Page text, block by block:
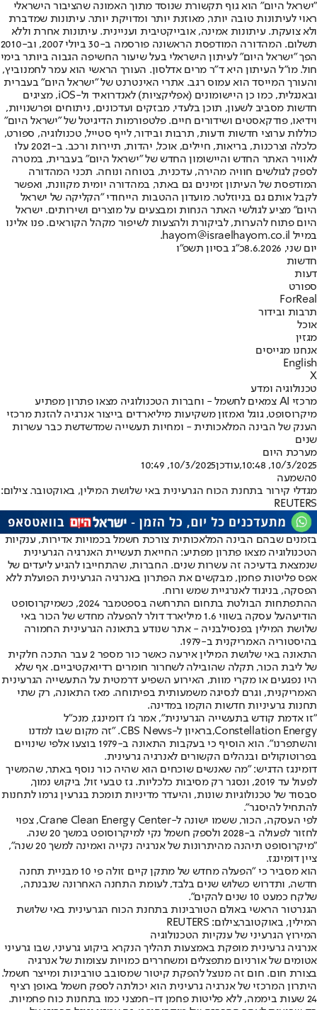
"ישראל היום" הוא גוף תקשורת שנוסד מתוך האמונה שהציבור הישראלי
ראוי לעיתונות טובה יותר, מאוזנת יותר ומדויקת יותר. עיתונות שמדברת
ולא צועקת. עיתונות אמינה, אובייקטיבית ועניינית. עיתונות אחרת וללא
תשלום. המהדורה המודפסת הראשונה פורסמה ב-30 ביולי 2007, וב-2010
הפך "ישראל היום" לעיתון הישראלי בעל שיעור החשיפה הגבוה ביותר בימי
חול. מו"ל העיתון היא ד"ר מרים אדלסון. העורך הראשי הוא עמר לחמנוביץ,
והעורך המייסד הוא עמוס רגב. אתרי האינטרנט של "ישראל היום" בעברית
ובאנגלית, כמו כן היישומונים (אפליקציות) לאנדרואיד ול-iOS, מציגים
חדשות מסביב לשעון, תוכן בלעדי, מבזקים ועדכונים, ניתוחים ופרשנויות,
וידיאו, פודקאסטים ושידורים חיים. פלטפורמות הדיגיטל של "ישראל היום"
כוללות ערוצי חדשות ודעות, תרבות ובידור, לייף סטייל, טכנולוגיה, ספורט,
כלכלה וצרכנות, בריאות, חיילים, אוכל, יהדות, תיירות ורכב. ב-2021 עלו
לאוויר האתר החדש והיישומון החדש של "ישראל היום" בעברית, במטרה
לספק לגולשים חוויה מהירה, עדכנית, בטוחה ונוחה. תכני המהדורה
המודפסת של העיתון זמינים גם באתר, במהדורה יומית מקוונת, ואפשר
לקבל אותם גם בניוזלטר. מועדון ההטבות הייחודי "הקליקה של ישראל
היום" מציע לגולשי האתר הנחות ומבצעים על מוצרים ושירותים. ישראל
היום פתוח להערות, לביקורת ולהצעות לשיפור מקהל הקוראים. פנו אלינו
במייל hayom@israelhayom.co.il.
יום שני, 8.6.2026
כ"ג בסיון תשפ"ו
חדשות
דעות
ספורט
ForReal
תרבות ובידור
אוכל
מגזין
אנחנו מגייסים
English
X
טכנולוגיה ומדע
מרכזי AI צמאים לחשמל - וחברות הטכנולוגיה מצאו פתרון מפתיע
מיקרוסופט, גוגל ואמזון משקיעות מיליארדים בייצור אנרגיה להזנת מרכזי
הענק של הבינה המלאכותית - ומחיות תעשייה שמדשדשת כבר עשרות
שנים
מערכת היום
10/3/2025, 10:48
,עודכן10/3/2025, 10:49
0השמעה
מגדלי קירור בתחנת הכוח הגרעינית באי שלושת המילין, באוקטובר. צילום:
REUTERS
בזמנים שבהם הבינה המלאכותית צורכת חשמל בכמויות אדירות, ענקיות
הטכנולוגיה מצאו פתרון מפתיע: החייאת תעשיית האנרגיה הגרעינית
שנמצאת בדעיכה זה עשרות שנים. החברות, שהתחייבו להגיע ליעדים של
אפס פליטות פחמן, מבקשים את הפתרון באנרגיה הגרעינית הפועלת ללא
הפסקה, בניגוד לאנרגיית שמש ורוח.
ההתפתחות הבולטת בתחום התרחשה בספטמבר 2024, כש
מיקרוסופט
הודיעה
על עסקה בשווי 1.6 מיליארד דולר להפעלה מחדש של הכור באי
שלושת המילין בפנסילבניה - אתר שנודע בתאונה הגרעינית החמורה
בהיסטוריה האמריקנית ב-1979.
התאונה באי שלושת המילין אירעה כאשר כור מספר 2 עבר התכה חלקית
של ליבת הכור, תקלה שהובילה לשחרור חומרים רדיואקטיביים. אף שלא
היו נפגעים או מקרי מוות, האירוע השפיע דרמטית על התעשייה הגרעינית
האמריקנית, וגרם לנסיגה משמעותית בפיתוחה. מאז התאונה, רק שתי
תחנות גרעיניות חדשות הוקמו במדינה.
"זו אדמת קודש בתעשייה הגרעינית", אמר ג'ו דומינגז, מנכ"ל
Constellation Energy, בראיון ל-CBS News
. "זה מקום שבו למדנו
והשתפרנו". הוא הוסיף כי בעקבות התאונה ב-1979 בוצעו אלפי שינויים
בפרוטוקולים ובנהלים הקשורים לאנרגיה גרעינית.
דומינגז הדגיש: "מה שאנשים שוכחים הוא שהיה כור נוסף באתר, שהמשיך
לפעול עד 2019, ונסגר רק מסיבות כלכליות. גז טבעי זול, ביקוש נמוך,
סבסוד של טכנולוגיות שונות, והיעדר מדיניות תומכת בגרעין גרמו לתחנות
להתחיל להיסגר".
לפי העסקה, הכור, ששמו ישונה ל-Crane Clean Energy Center, צפוי
לחזור לפעולה ב-2028 ולספק חשמל נקי למיקרוסופט במשך 20 שנה.
"מיקרוסופט תיהנה מהיתרונות של אנרגיה נקייה ואמינה למשך 20 שנה",
ציין דומינגז.
הוא מסביר כי "הפעלה מחדש של מתקן קיים זולה פי 10 מבניית תחנה
חדשה, ותדרוש כשלוש שנים בלבד, לעומת התחנה האחרונה שנבנתה,
שלקח כמעט 10 שנים להקים".
הגנרטור הראשי באולם הטורבינות בתחנת הכוח הגרעינית באי שלושת
המילין, באוקטובר,צילום: REUTERS
המירוץ הגרעיני של ענקיות הטכנולוגיה
אנרגיה גרעינית מופקת באמצעות תהליך הנקרא ביקוע גרעיני, שבו גרעיני
אטומים של אורניום מתפצלים ומשחררים כמויות עצומות של אנרגיה
בצורת חום. חום זה מנוצל להפקת קיטור שמסובב טורבינות ומייצר חשמל.
היתרון המרכזי של אנרגיה גרעינית הוא יכולתה לספק חשמל באופן רציף
24 שעות ביממה, ללא פליטות פחמן דו-חמצני כמו בתחנות כוח פחמיות.